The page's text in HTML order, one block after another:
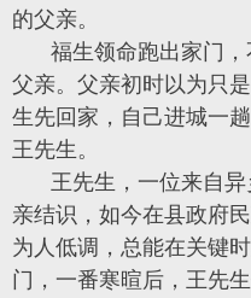
的父亲。
福生领命跑出家门
父亲。父亲初时以为只
生先回家，自己进城一
王先生。
王先生，一位来自
亲结识，如今在县政府
为人低调，总能在关键
门，一番寒暄后，王先